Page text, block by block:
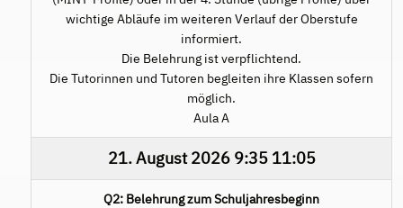
wichtige Abläufe im weiteren Verlauf der Oberstufe
informiert.
Die Belehrung ist verpflichtend.
Die Tutorinnen und Tutoren begleiten ihre Klassen sofern
möglich.
Aula A
21. August 20269:35 11:05
Q2: Belehrung zum Schuljahresbeginn